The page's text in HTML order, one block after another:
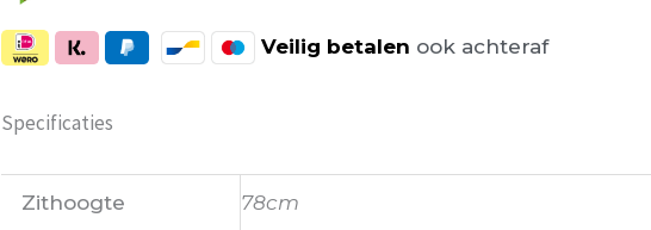
Veilig betalen ook achteraf
Specificaties
Zithoogte 78cm